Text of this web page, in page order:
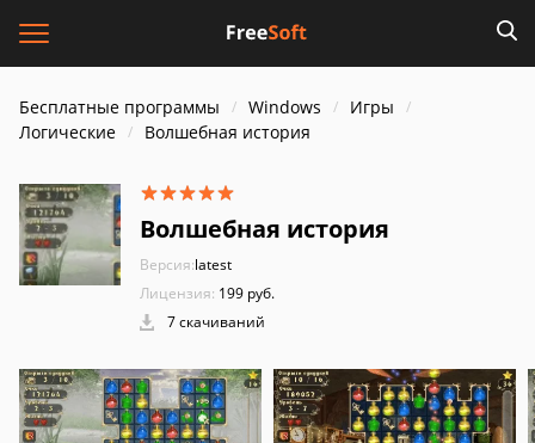
Бесплатные программы Windows
Игры
Логические
Волшебная история
Волшебная история
Версия:latest
Лицензия: 199 руб.
7 скачиваний